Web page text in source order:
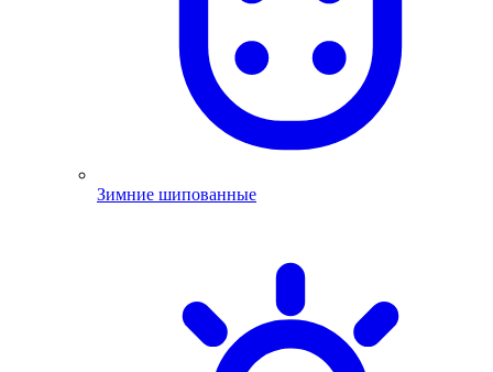
Зимние шипованные